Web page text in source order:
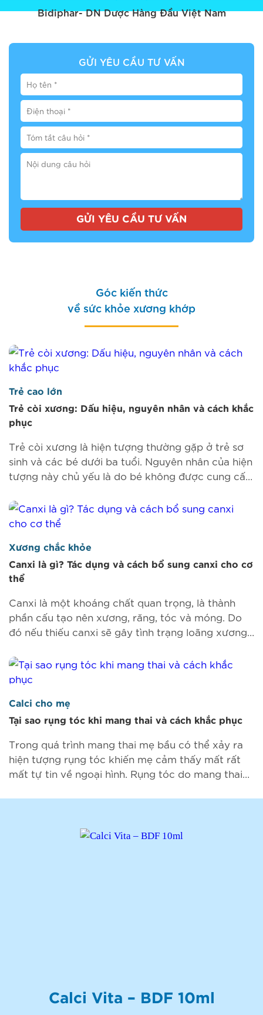
Bidiphar- DN Dược Hàng Đầu Việt Nam
GỬI YÊU CẦU TƯ VẤN
GỬI YÊU CẦU TƯ VẤN
Góc kiến thức
về sức khỏe xương khớp
Trẻ cao lớn
Trẻ còi xương: Dấu hiệu, nguyên nhân và cách khắc
phục
Trẻ còi xương là hiện tượng thường gặp ở trẻ sơ
sinh và các bé dưới ba tuổi. Nguyên nhân của hiện
tượng này chủ yếu là do bé không được cung cấp
Xương chắc khỏe
Canxi là gì? Tác dụng và cách bổ sung canxi cho cơ
thể
Canxi là một khoáng chất quan trọng, là thành
phần cấu tạo nên xương, răng, tóc và móng. Do
đó nếu thiếu canxi sẽ gây tình trạng loãng xương,
Calci cho mẹ
Tại sao rụng tóc khi mang thai và cách khắc phục
Trong quá trình mang thai mẹ bầu có thể xảy ra
hiện tượng rụng tóc khiến mẹ cảm thấy mất rất
mất tự tin về ngoại hình. Rụng tóc do mang thai
Calci Vita – BDF 10ml